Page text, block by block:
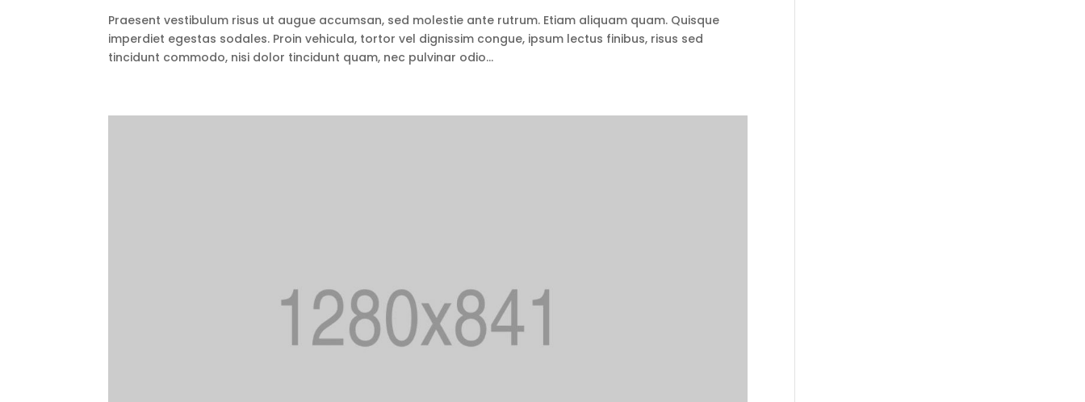
Praesent vestibulum risus ut augue accumsan, sed molestie ante rutrum. Etiam aliquam quam. Quisque
imperdiet egestas sodales. Proin vehicula, tortor vel dignissim congue, ipsum lectus finibus, risus sed
tincidunt commodo, nisi dolor tincidunt quam, nec pulvinar odio...